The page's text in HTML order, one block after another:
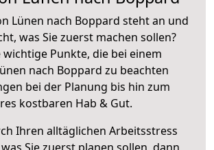
Lünen nach Boppard steht an und
was Sie zuerst machen sollen?
wichtige Punkte, die bei einem
nach Boppard zu beachten
bei der Planung bis hin zum
kostbaren Hab & Gut.
Ihren alltäglichen Arbeitsstress